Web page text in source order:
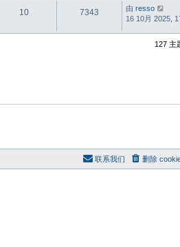
10 7343 由 resso
16 10月 2025,
127 主
删除
联系我们